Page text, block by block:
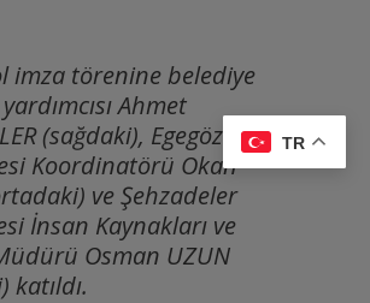
imza törenine belediye
Ahmet
(sağdaki), Egegöz
Koordinatörü Okan
ve Şehzadeler
İnsan Kaynakları ve
Osman UZUN
katıldı.
TR